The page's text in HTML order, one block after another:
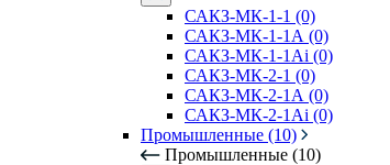
САКЗ-МК-1-1 (0)
САКЗ-МК-1-1А (0)
САКЗ-МК-1-1Аi (0)
САКЗ-МК-2-1 (0)
САКЗ-МК-2-1А (0)
САКЗ-МК-2-1Аi (0)
Промышленные (10)
Промышленные (10)